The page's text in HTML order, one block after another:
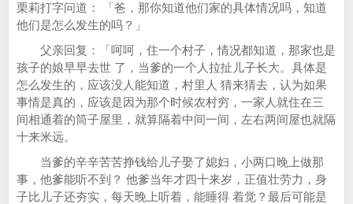
栗莉打字问道： 「爸，那你知道他们家的具体情况吗，知道
他们是怎么发生的吗？」
父亲回复：「呵呵，住一个村子，情况都知道，那家也是
孩子的娘早早去世 了，当爹的一个人拉扯儿子长大。具体是
怎么发生的，应该没人能知道，村里人 猜来猜去，认为如果
事情是真的，应该是因为那个时候农村穷，一家人就住在三
间相通着的筒子屋里，就算隔着中间一间，左右两间屋也就隔
十来米远。
当爹的辛辛苦苦挣钱给儿子娶了媳妇，小两口晚上做那
事，他爹能听不到？ 他爹当年才四十来岁，正值壮劳力，身
子比儿子还夯实，每天晚上听着，能睡得 着觉？最后可能是